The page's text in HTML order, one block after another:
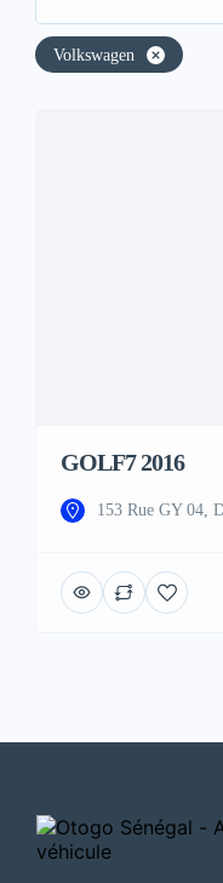
Volkswagen
GOLF7 2016
153 Rue GY 04,